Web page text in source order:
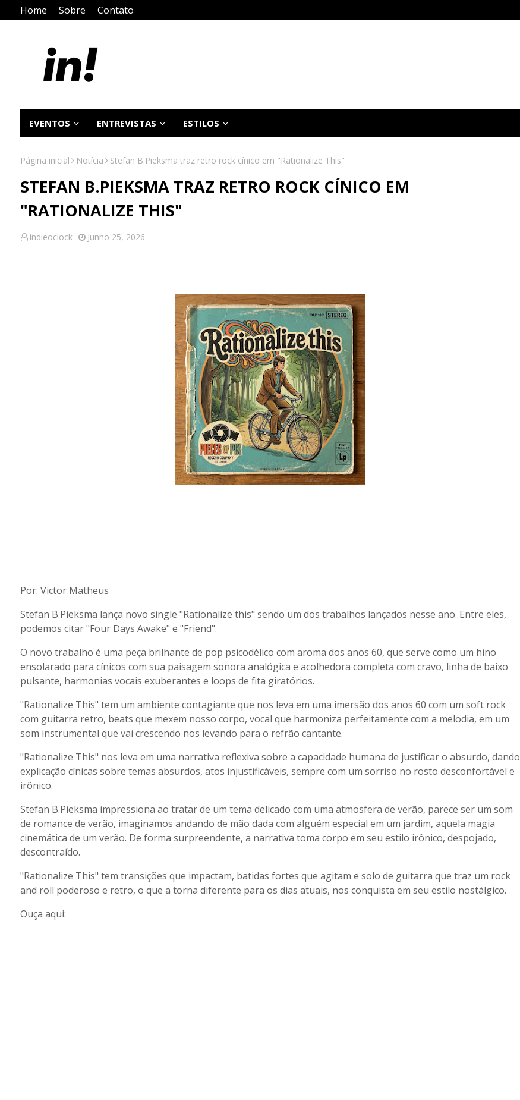
Home Sobre Contato
EVENTOS ENTREVISTAS ESTILOS
Página inicial Notícia Stefan B.Pieksma traz retro rock cínico em "Rationalize This"
STEFAN B.PIEKSMA TRAZ RETRO ROCK CÍNICO EM
"RATIONALIZE THIS"
indieoclock Junho 25, 2026
Por: Victor Matheus
Stefan B.Pieksma lança novo single "Rationalize this" sendo um dos trabalhos lançados nesse ano. Entre eles,
podemos citar "Four Days Awake" e "Friend".
O novo trabalho é uma peça brilhante de pop psicodélico com aroma dos anos 60, que serve como um hino
ensolarado para cínicos com sua paisagem sonora analógica e acolhedora completa com cravo, linha de baixo
pulsante, harmonias vocais exuberantes e loops de fita giratórios.
"Rationalize This" tem um ambiente contagiante que nos leva em uma imersão dos anos 60 com um soft rock
com guitarra retro, beats que mexem nosso corpo, vocal que harmoniza perfeitamente com a melodia, em um
som instrumental que vai crescendo nos levando para o refrão cantante.
"Rationalize This" nos leva em uma narrativa reflexiva sobre a capacidade humana de justificar o absurdo, dando
explicação cínicas sobre temas absurdos, atos injustificáveis, sempre com um sorriso no rosto desconfortável e
irônico.
Stefan B.Pieksma impressiona ao tratar de um tema delicado com uma atmosfera de verão, parece ser um som
de romance de verão, imaginamos andando de mão dada com alguém especial em um jardim, aquela magia
cinemática de um verão. De forma surpreendente, a narrativa toma corpo em seu estilo irônico, despojado,
descontraído.
"Rationalize This" tem transições que impactam, batidas fortes que agitam e solo de guitarra que traz um rock
and roll poderoso e retro, o que a torna diferente para os dias atuais, nos conquista em seu estilo nostálgico.
Ouça aqui: